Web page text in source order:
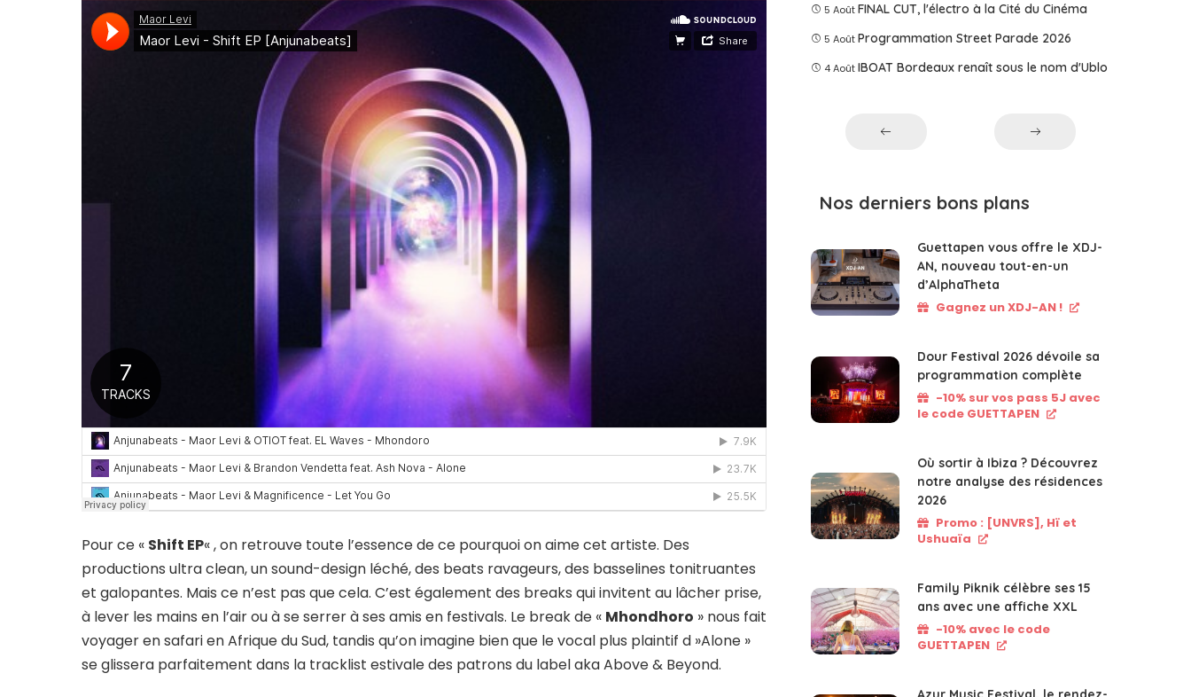
Pour ce « Shift EP« , on retrouve toute l’essence de ce pourquoi on aime cet artiste. Des
productions ultra clean, un sound-design léché, des beats ravageurs, des basselines tonitruantes
et galopantes. Mais ce n’est pas que cela. C’est également des breaks qui invitent au lâcher prise,
à lever les mains en l’air ou à se serrer à ses amis en festivals. Le break de « Mhondhoro » nous fait
voyager en safari en Afrique du Sud, tandis qu’on imagine bien que le vocal plus plaintif d »Alone »
se glissera parfaitement dans la tracklist estivale des patrons du label aka Above & Beyond.
5 Août FINAL CUT, l'électro à la Cité du Cinéma
5 Août Programmation Street Parade 2026
4 Août IBOAT Bordeaux renaît sous le nom d'Ublo
Nos derniers bons plans
Guettapen vous offre le XDJ-
AN, nouveau tout-en-un
d’AlphaTheta
Gagnez un XDJ-AN !
Dour Festival 2026 dévoile sa
programmation complète
-10% sur vos pass 5J avec
le code GUETTAPEN
Où sortir à Ibiza ? Découvrez
notre analyse des résidences
2026
Promo : [UNVRS], Hï et
Ushuaïa
Family Piknik célèbre ses 15
ans avec une affiche XXL
-10% avec le code
GUETTAPEN